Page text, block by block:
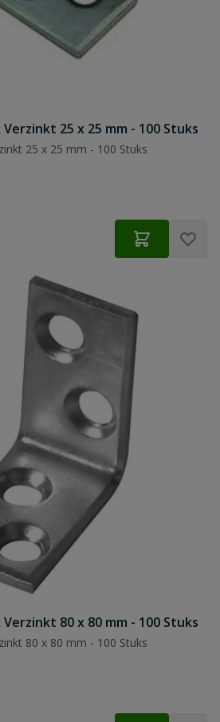
25 x 25 mm - 100 Stuks
25 x 25 mm - 100 Stuks
80 x 80 mm - 100 Stuks
80 x 80 mm - 100 Stuks